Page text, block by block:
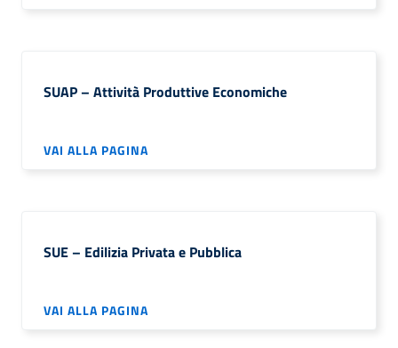
SUAP – Attività Produttive Economiche
VAI ALLA PAGINA
SUE – Edilizia Privata e Pubblica
VAI ALLA PAGINA